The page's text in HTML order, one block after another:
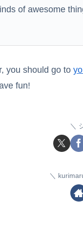
of awesome
you should go to
fun!